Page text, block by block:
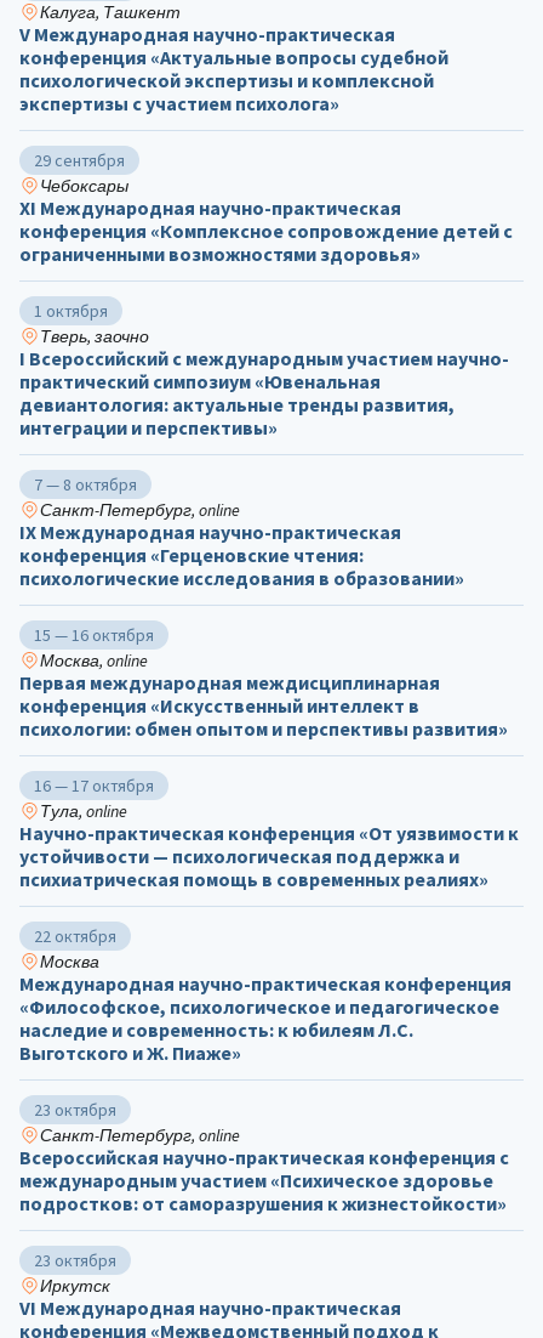
Калуга, Ташкент
V Международная научно-практическая
конференция «Актуальные вопросы судебной
психологической экспертизы и комплексной
экспертизы с участием психолога»
29 сентября
Чебоксары
ХΙ Международная научно-практическая
конференция «Комплексное сопровождение детей с
ограниченными возможностями здоровья»
1 октября
Тверь, заочно
I Всероссийский с международным участием научно-
практический симпозиум «Ювенальная
девиантология: актуальные тренды развития,
интеграции и перспективы»
7 — 8 октября
Санкт-Петербург, online
IX Международная научно-практическая
конференция «Герценовские чтения:
психологические исследования в образовании»
15 — 16 октября
Москва, online
Первая международная междисциплинарная
конференция «Искусственный интеллект в
психологии: обмен опытом и перспективы развития»
16 — 17 октября
Тула, online
Научно-практическая конференция «От уязвимости к
устойчивости — психологическая поддержка и
психиатрическая помощь в современных реалиях»
22 октября
Москва
Международная научно-практическая конференция
«Философское, психологическое и педагогическое
наследие и современность: к юбилеям Л.С.
Выготского и Ж. Пиаже»
23 октября
Санкт-Петербург, online
Всероссийская научно-практическая конференция с
международным участием «Психическое здоровье
подростков: от саморазрушения к жизнестойкости»
23 октября
Иркутск
VI Международная научно-практическая
конференция «Межведомственный подход к